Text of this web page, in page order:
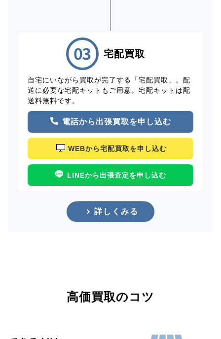
宅配買取
自宅にいながら買取が完了する「宅配買取」。配
送に必要な宅配キットもご用意。宅配キットは配
送料無料です。
電話から出張買取を申し込む
WEBから宅配買取を申し込む
LINEから出張査定を申し込む
詳しくみる
高価買取のコツ